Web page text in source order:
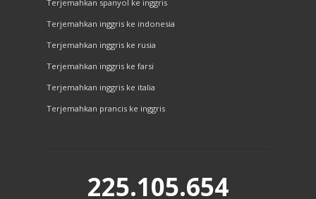
Terjemahkan spanyol ke inggris
Terjemahkan inggris ke indonesia
Terjemahkan inggris ke rusia
Terjemahkan inggris ke farsi
Terjemahkan inggris ke italia
Terjemahkan prancis ke inggris
225.105.654